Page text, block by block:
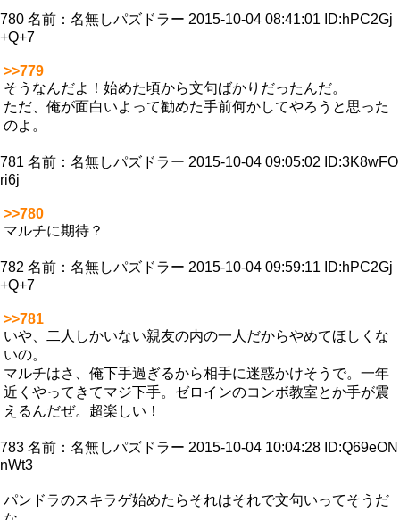
780 名前： 名無しパズドラー 2015-10-04 08:41:01 ID:hPC2Gj
+Q+7
>>779
そうなんだよ！始めた頃から文句ばかりだったんだ。
ただ、俺が面白いよって勧めた手前何かしてやろうと思った
のよ。
781 名前： 名無しパズドラー 2015-10-04 09:05:02 ID:3K8wFO
ri6j
>>780
マルチに期待？
782 名前： 名無しパズドラー 2015-10-04 09:59:11 ID:hPC2Gj
+Q+7
>>781
いや、二人しかいない親友の内の一人だからやめてほしくな
いの。
マルチはさ、俺下手過ぎるから相手に迷惑かけそうで。一年
近くやってきてマジ下手。ゼロインのコンボ教室とか手が震
えるんだぜ。超楽しい！
783 名前： 名無しパズドラー 2015-10-04 10:04:28 ID:Q69eON
nWt3
パンドラのスキラゲ始めたらそれはそれで文句いってそうだ